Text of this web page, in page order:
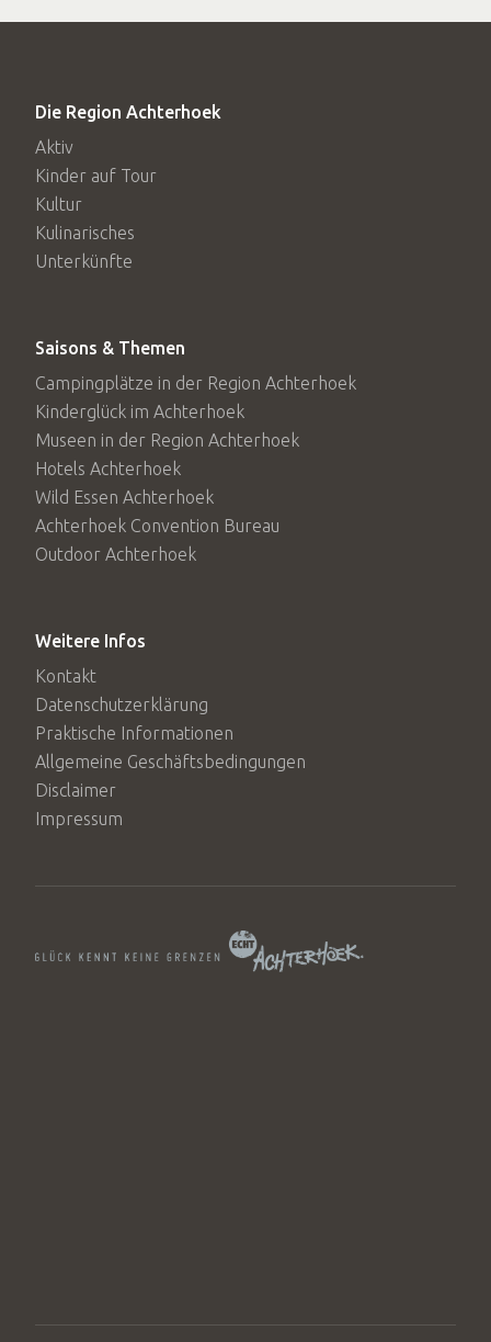
Die Region Achterhoek
Aktiv
Kinder auf Tour
Kultur
Kulinarisches
Unterkünfte
Saisons & Themen
Campingplätze in der Region Achterhoek
Kinderglück im Achterhoek
Museen in der Region Achterhoek
Hotels Achterhoek
Wild Essen Achterhoek
Achterhoek Convention Bureau
Outdoor Achterhoek
Weitere Infos
Kontakt
Datenschutzerklärung
Praktische Informationen
Allgemeine Geschäftsbedingungen
Disclaimer
Impressum